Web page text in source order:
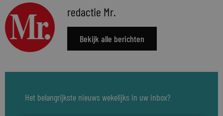
redactie Mr.
Bekijk alle berichten
Het belangrijkste nieuws wekelijks in uw inbox?